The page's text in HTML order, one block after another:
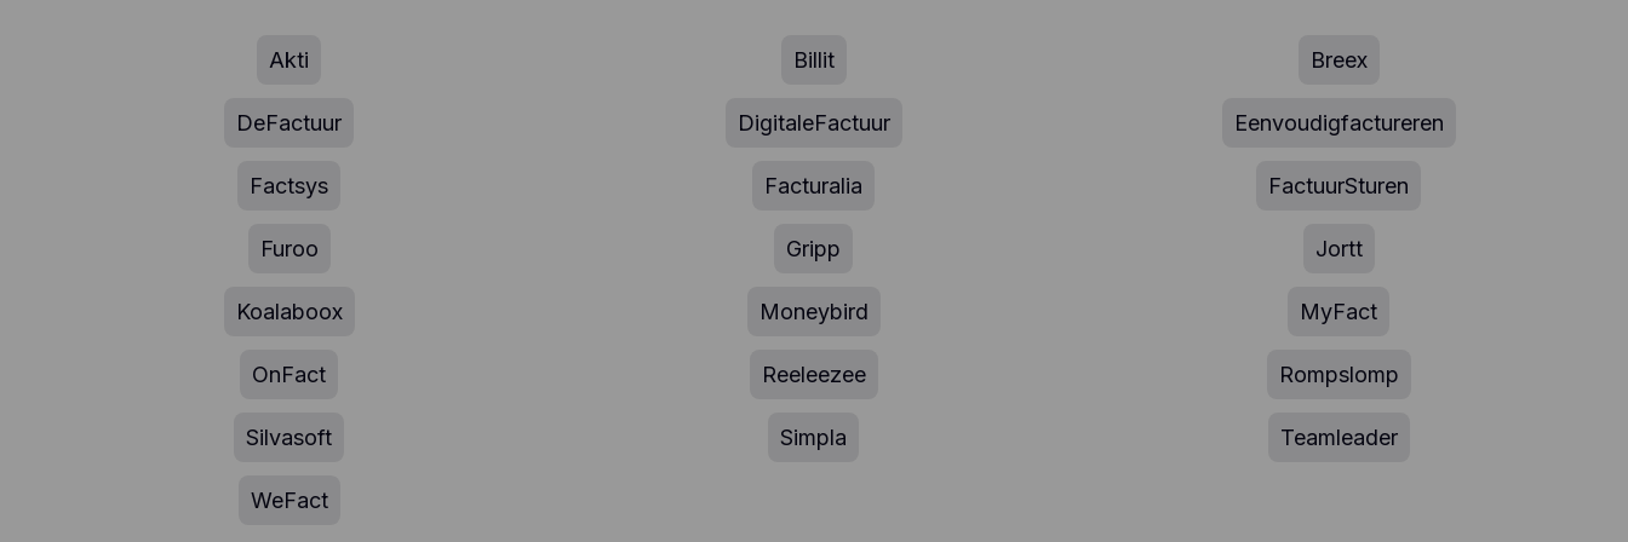
Akti Billit Breex
DeFactuur DigitaleFactuur Eenvoudigfactureren
Factsys Facturalia FactuurSturen
Furoo Gripp Jortt
Koalaboox Moneybird MyFact
OnFact Reeleezee Rompslomp
Silvasoft Simpla Teamleader
WeFact